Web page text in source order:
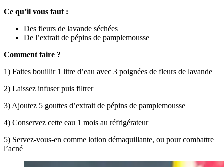
Ce qu’il vous faut :
Des fleurs de lavande séchées
De l’extrait de pépins de pamplemousse
Comment faire ?
1) Faites bouillir 1 litre d’eau avec 3 poignées de fleurs de lavande
2) Laissez infuser puis filtrer
3) Ajoutez 5 gouttes d’extrait de pépins de pamplemousse
4) Conservez cette eau 1 mois au réfrigérateur
5) Servez-vous-en comme lotion démaquillante, ou pour combattre
l’acné